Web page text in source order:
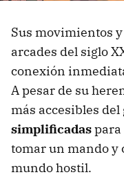
Sus movimientos
arcades del siglo
conexión
A pesar de su
más accesibles del
simplificadaspara
tomar un mando y
mundo hostil.